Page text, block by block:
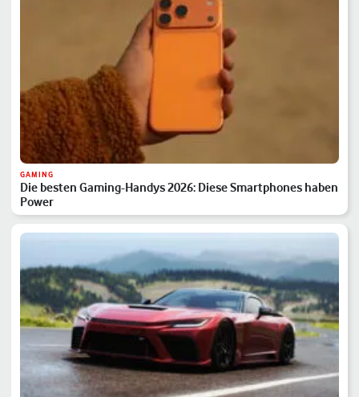
GAMING
Die besten Gaming-Handys 2026: Diese Smartphones haben
Power